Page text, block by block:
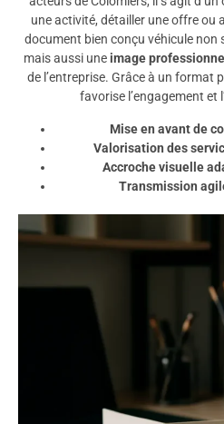
une activité, détailler une offre ou
document bien conçu véhicule non
mais aussi une image
de l’entreprise. Grâce à un format
favorise l’engagement et
Mise en avant de
Valorisation des
Accroche visuelle
Transmission